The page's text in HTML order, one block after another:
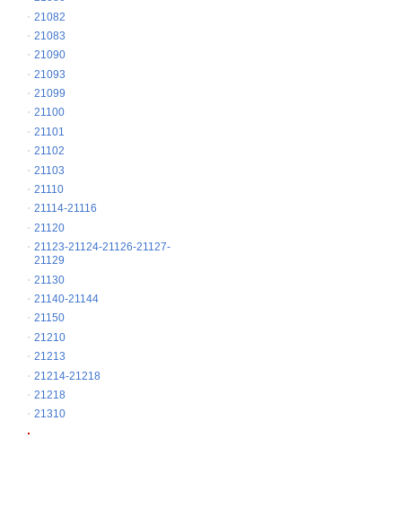
21082
21083
21090
21093
21099
21100
21101
21102
21103
21110
21114-21116
21120
21123-21124-21126-21127-
21129
21130
21140-21144
21150
21210
21213
21214-21218
21218
21310